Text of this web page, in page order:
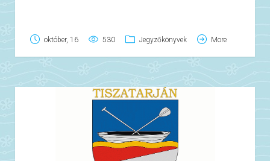
október, 16 530 Jegyzőkönyvek More